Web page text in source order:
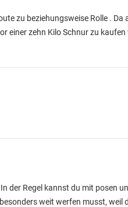
zu beziehungsweise Rolle . Da
einer zehn Kilo Schnur zu
der Regel kannst du mit posen
weit werfen musst, weil